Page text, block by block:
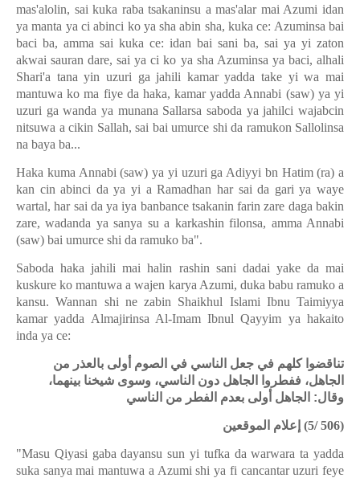
mas'alolin, sai kuka raba tsakaninsu a mas'alar mai Azumi idan
ya manta ya ci abinci ko ya sha abin sha, kuka ce: Azuminsa bai
baci ba, amma sai kuka ce: idan bai sani ba, sai ya yi zaton
akwai sauran dare, sai ya ci ko ya sha Azuminsa ya baci, alhali
Shari'a tana yin uzuri ga jahili kamar yadda take yi wa mai
mantuwa ko ma fiye da haka, kamar yadda Annabi (saw) ya yi
uzuri ga wanda ya munana Sallarsa saboda ya jahilci wajabcin
nitsuwa a cikin Sallah, sai bai umurce shi da ramukon Sallolinsa
na baya ba...
Haka kuma Annabi (saw) ya yi uzuri ga Adiyyi bn Hatim (ra) a
kan cin abinci da ya yi a Ramadhan har sai da gari ya waye
wartal, har sai da ya iya banbance tsakanin farin zare daga bakin
zare, wadanda ya sanya su a karkashin filonsa, amma Annabi
(saw) bai umurce shi da ramuko ba".
Saboda haka jahili mai halin rashin sani dadai yake da mai
kuskure ko mantuwa a wajen karya Azumi, duka babu ramuko a
kansu. Wannan shi ne zabin Shaikhul Islami Ibnu Taimiyya
kamar yadda Almajirinsa Al-Imam Ibnul Qayyim ya hakaito
inda ya ce:
تناقضوا كلهم في جعل الناسي في الصوم أولى بالعذر من
الجاهل، ففطروا الجاهل دون الناسي، وسوى شيخنا بينهما،
وقال: الجاهل أولى بعدم الفطر من الناسي
إعلام الموقعين (5/ 506)
"Masu Qiyasi gaba dayansu sun yi tufka da warwara ta yadda
suka sanya mai mantuwa a Azumi shi ya fi cancantar uzuri feye